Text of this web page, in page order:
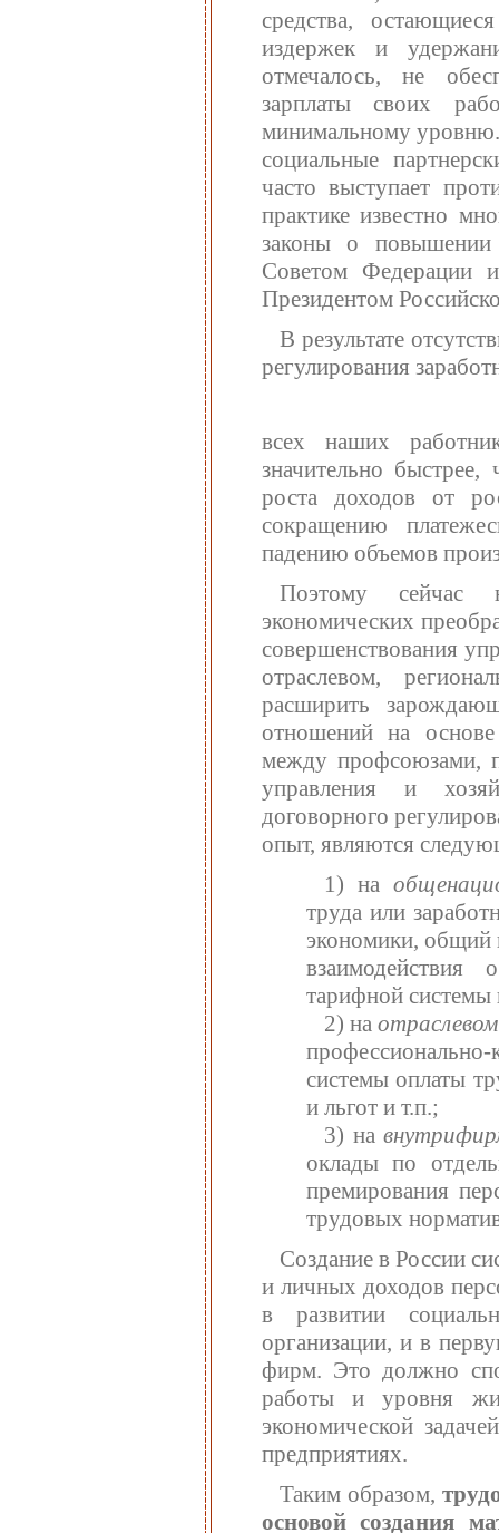
средства,
издержек и
отмечалось, не
зарплаты своих
минимальному уровню.
социальные
часто выступает
практике известно
законы о повышении
Советом Федерации
Президентом
В результате
регулирования
всех наших
значительно быстрее,
роста доходов от
сокращению
падению объемов
Поэтому сейчас
экономических
совершенствования
отраслевом,
расширить
отношений на
между профсоюзами,
управления и
договорного
опыт, являются
1) на
труда или
экономики, общий
взаимодействия
тарифной системы
2) на
системы оплаты
и льгот и т.п.;
3) на
оклады по
премирования
трудовых
Создание в России
и личных доходов
в развитии
организации, и в
фирм. Это должно
работы и уровня
экономической
предприятиях.
Таким образом,
основой создания